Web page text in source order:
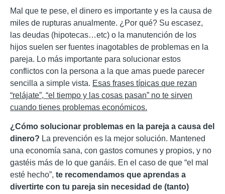
Mal que te pese, el dinero es importante y es la causa de
miles de rupturas anualmente. ¿Por qué? Su escasez,
las deudas (hipotecas…etc) o la manutención de los
hijos suelen ser fuentes inagotables de problemas en la
pareja. Lo más importante para solucionar estos
conflictos con la persona a la que amas puede parecer
sencilla a simple vista. Esas frases típicas que rezan
“relájate”, “el tiempo y las cosas pasan” no te sirven
cuando tienes problemas económicos.
¿Cómo solucionar problemas en la pareja a causa del
dinero? La prevención es la mejor solución. Mantened
una economía sana, con gastos comunes y propios, y no
gastéis más de lo que ganáis. En el caso de que “el mal
esté hecho”, te recomendamos que aprendas a
divertirte con tu pareja sin necesidad de (tanto)